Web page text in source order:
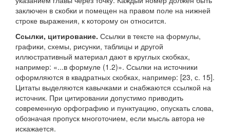
заключен в скобки и помещен на правом поле на нижней
строке выражения, к которому он относится.
Ссылки, цитирование. Ссылки в тексте на формулы,
графики, схемы, рисунки, таблицы и другой
иллюстративный материал дают в круглых скобках,
например: «...в формуле (1.2)». Ссылки на источники
оформляются в квадратных скобках, например: [23, с. 15].
Цитаты выделяются кавычками и снабжаются ссылкой на
источник. При цитировании допустимо приводить
современную орфографию и пунктуацию, опускать слова,
обозначая пропуск многоточием, если мысль автора не
искажается.